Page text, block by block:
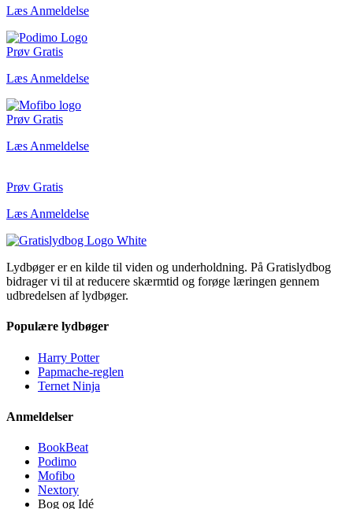
Læs Anmeldelse
Prøv Gratis
Læs Anmeldelse
Prøv Gratis
Læs Anmeldelse
Prøv Gratis
Læs Anmeldelse
Lydbøger er en kilde til viden og underholdning. På Gratislydbog
bidrager vi til at reducere skærmtid og forøge læringen gennem
udbredelsen af lydbøger.
Populære lydbøger
Harry Potter
Papmache-reglen
Ternet Ninja
Anmeldelser
BookBeat
Podimo
Mofibo
Nextory
Bog og Idé